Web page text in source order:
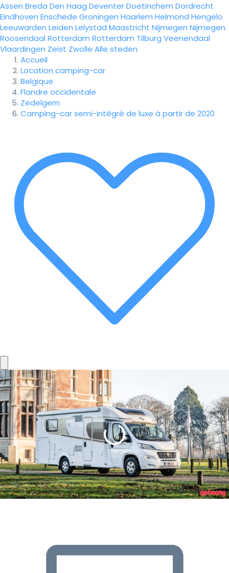
Assen Breda Den Haag DeventerDoetinchem Dordrecht
Eindhoven Enschede Groningen Haarlem Helmond Hengelo
Leeuwarden Leiden Lelystad Maastricht Nijmegen Nijmegen
Roosendaal Rotterdam Rotterdam Tilburg Veenendaal
Vlaardingen Zeist Zwolle Alle steden
Accueil
Location camping-car
Belgique
Flandre occidentale
Zedelgem
Camping-car semi-intégré de luxe à partir de 2020